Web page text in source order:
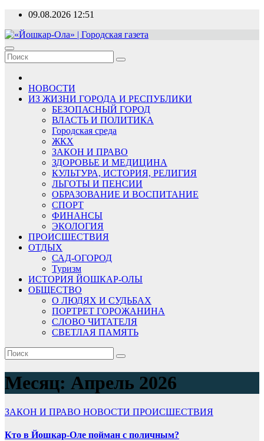
Перейти
содержимому
09.08.2026 12:51
«Йошкар-Ола» | Городская газета
Новости, события, люди
НОВОСТИ
ИЗ ЖИЗНИ ГОРОДА И РЕСПУБЛИКИ
БЕЗОПАСНЫЙ ГОРОД
ВЛАСТЬ И ПОЛИТИКА
Городская среда
ЖКХ
ЗАКОН И ПРАВО
ЗДОРОВЬЕ И МЕДИЦИНА
КУЛЬТУРА, ИСТОРИЯ, РЕЛИГИЯ
ЛЬГОТЫ И ПЕНСИИ
ОБРАЗОВАНИЕ И ВОСПИТАНИЕ
СПОРТ
ФИНАНСЫ
ЭКОЛОГИЯ
ПРОИСШЕСТВИЯ
ОТДЫХ
САД-ОГОРОД
Туризм
ИСТОРИЯ ЙОШКАР-ОЛЫ
ОБЩЕСТВО
О ЛЮДЯХ И СУДЬБАХ
ПОРТРЕТ ГОРОЖАНИНА
СЛОВО ЧИТАТЕЛЯ
СВЕТЛАЯ ПАМЯТЬ
Месяц: Апрель 2026
ЗАКОН И ПРАВО НОВОСТИ ПРОИСШЕСТВИЯ
Кто в Йошкар-Оле пойман с поличным?